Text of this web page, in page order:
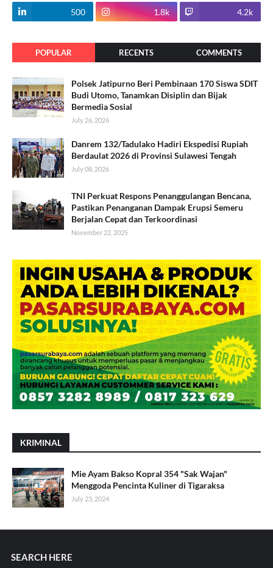
500 1.8k 4.2k
POPULAR RECENTS COMMENTS
Polsek Jatipurno Beri Pembinaan 170 Siswa SDIT
Budi Utomo, Tanamkan Disiplin dan Bijak
Bermedia Sosial
July 26, 2026
Danrem 132/Tadulako Hadiri Ekspedisi Rupiah
Berdaulat 2026 di Provinsi Sulawesi Tengah
July 08, 2026
TNI Perkuat Respons Penanggulangan Bencana,
Pastikan Penanganan Dampak Erupsi Semeru
Berjalan Cepat dan Terkoordinasi
November 22, 2025
KRIMINAL
Mie Ayam Bakso Kopral 354 "Sak Wajan"
Menggoda Pencinta Kuliner di Tigaraksa
July 23, 2024
SEARCH HERE